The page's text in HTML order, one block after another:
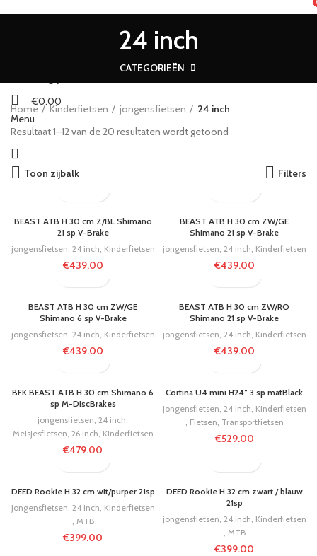
€0.00
Menu
24 inch
CATEGORIEËN
Home Kinderfietsen jongensfietsen
24 inch
Resultaat 1–12 van de 20 resultaten wordt getoond
Toon zijbalk Filters
BEAST ATB H 30 cm Z/BL Shimano
21 sp V-Brake
jongensfietsen 24 inch Kinderfietsen
€439.00
BEAST ATB H 30 cm ZW/GE
Shimano 21 sp V-Brake
jongensfietsen 24 inch Kinderfietsen
€439.00
BEAST ATB H 30 cm ZW/GE
Shimano 6 sp V-Brake
jongensfietsen 24 inch Kinderfietsen
€439.00
BEAST ATB H 30 cm ZW/RO
Shimano 21 sp V-Brake
jongensfietsen 24 inch Kinderfietsen
€439.00
BFK BEAST ATB H 30 cm Shimano 6
sp M-DiscBrakes
jongensfietsen 24 inch
Meisjesfietsen 26 inch Kinderfietsen
€479.00
Cortina U4 mini H24″ 3 sp matBlack
jongensfietsen 24 inch Kinderfietsen
Fietsen Transportfietsen
€529.00
DEED Rookie H 32 cm wit/purper 21sp
jongensfietsen 24 inch Kinderfietsen
MTB
€399.00
DEED Rookie H 32 cm zwart / blauw
21sp
jongensfietsen 24 inch Kinderfietsen
MTB
€399.00